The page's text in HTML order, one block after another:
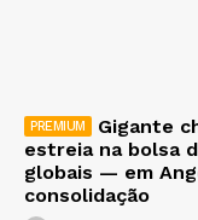
Gigante
estreia na bolsa
globais — em
consolidação